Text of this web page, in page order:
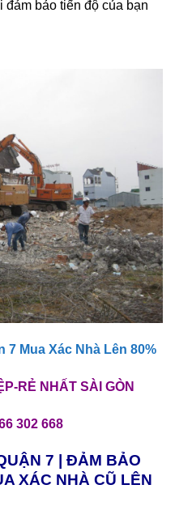
đảm bảo tiến độ của bạn
7 Mua Xác Nhà Lên 80%
RẺ NHẤT SÀI GÒN
302 668
7 | ĐẢM BẢO
XÁC NHÀ CŨ LÊN